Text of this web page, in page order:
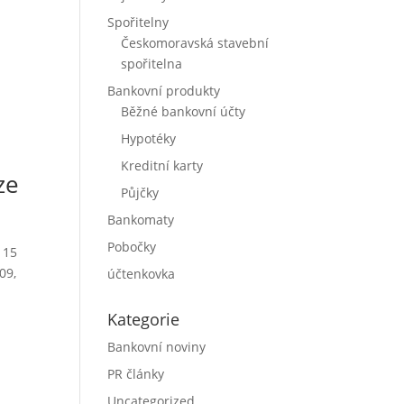
Spořitelny
Českomoravská stavební
spořitelna
Bankovní produkty
Běžné bankovní účty
Hypotéky
Kreditní karty
Půjčky
Bankomaty
Pobočky
účtenkovka
Kategorie
Bankovní noviny
PR články